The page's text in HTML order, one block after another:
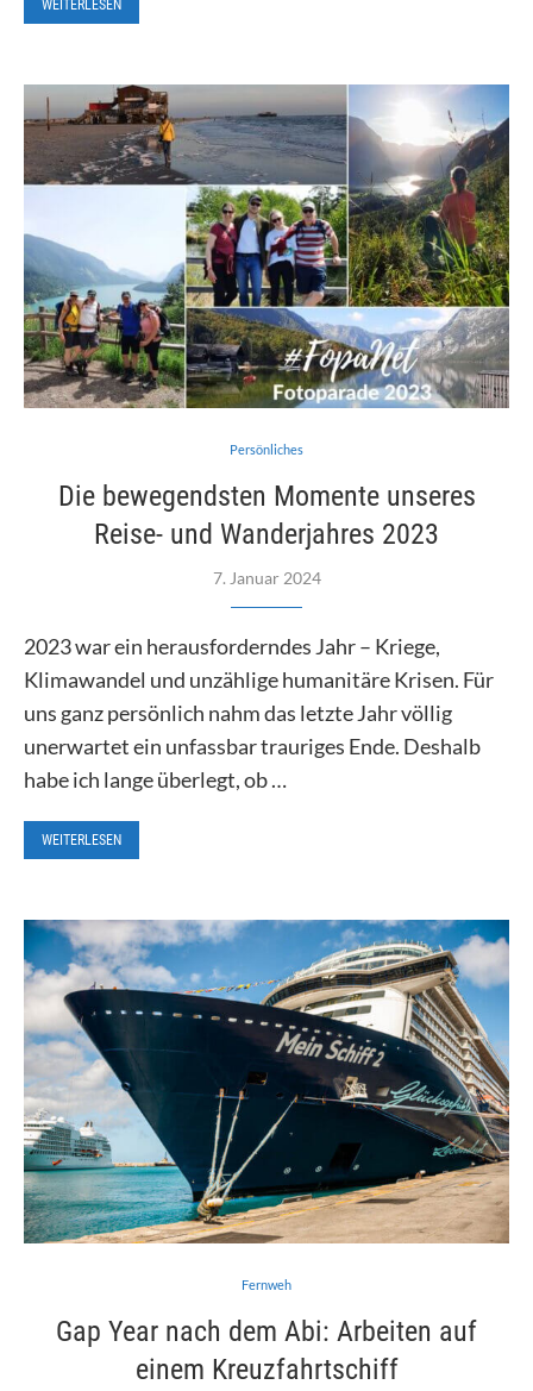
WEITERLESEN
Persönliches
Die bewegendsten Momente unseres
Reise- und Wanderjahres 2023
7. Januar 2024
2023 war ein herausforderndes Jahr – Kriege,
Klimawandel und unzählige humanitäre Krisen. Für
uns ganz persönlich nahm das letzte Jahr völlig
unerwartet ein unfassbar trauriges Ende. Deshalb
habe ich lange überlegt, ob …
WEITERLESEN
Fernweh
Gap Year nach dem Abi: Arbeiten auf
einem Kreuzfahrtschiff